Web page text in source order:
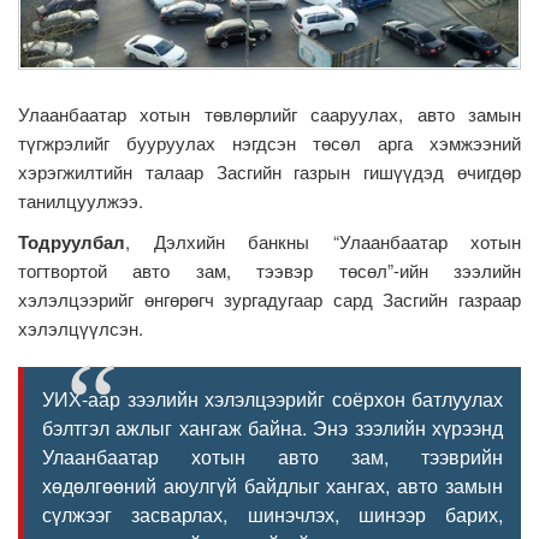
Улаанбаатар хотын төвлөрлийг сааруулах, авто замын
түгжрэлийг бууруулах нэгдсэн төсөл арга хэмжээний
хэрэгжилтийн талаар Засгийн газрын гишүүдэд өчигдөр
танилцуулжээ.
Тодруулбал, Дэлхийн банкны “Улаанбаатар хотын
тогтвортой авто зам, тээвэр төсөл”-ийн зээлийн
хэлэлцээрийг өнгөрөгч зургадугаар сард Засгийн газраар
хэлэлцүүлсэн.
УИХ-аар зээлийн хэлэлцээрийг соёрхон батлуулах
бэлтгэл ажлыг хангаж байна. Энэ зээлийн хүрээнд
Улаанбаатар хотын авто зам, тээврийн
хөдөлгөөний аюулгүй байдлыг хангах, авто замын
сүлжээг засварлах, шинэчлэх, шинээр барих,